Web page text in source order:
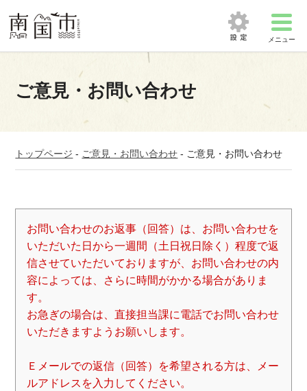
メニュー
ご意見・お問い合わせ
トップページ - ご意見・お問い合わせ - ご意見・お問い合わせ
お問い合わせのお返事（回答）は、お問い合わせを
いただいた日から一週間（土日祝日除く）程度で返
信させていただいておりますが、お問い合わせの内
容によっては、さらに時間がかかる場合がありま
す。
お急ぎの場合は、直接担当課に電話でお問い合わせ
いただきますようお願いします。
Ｅメールでの返信（回答）を希望される方は、メー
ルアドレスを入力してください。